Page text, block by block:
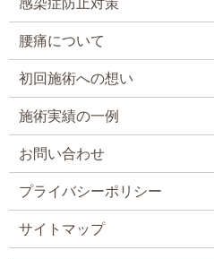
感染症防止対策
腰痛について
初回施術への想い
施術実績の一例
お問い合わせ
プライバシーポリシー
サイトマップ